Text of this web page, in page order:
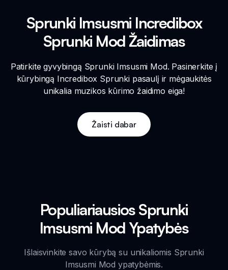
Sprunki Imsusmi Incredibox
Sprunki Mod Žaidimas
Patirkite gyvybingą Sprunki Imsusmi Mod. Pasinerkite į
kūrybingą Incredibox Sprunki pasaulį ir mėgaukitės
unikalia muzikos kūrimo žaidimo eiga!
Žaisti dabar
Populiariausios Sprunki
Imsusmi Mod Ypatybės
Išlaisvinkite savo kūrybą su unikaliomis Sprunki
Imsusmi Mod ypatybėmis.